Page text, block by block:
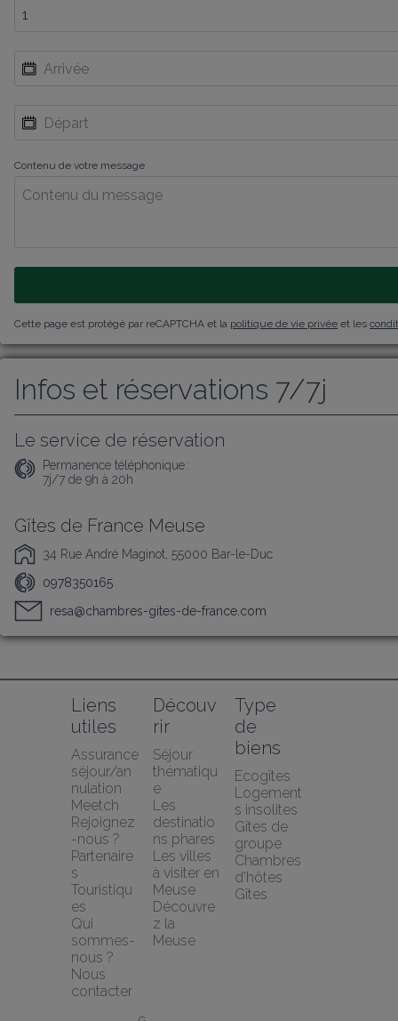
Contenu de votre message
Cette page est protégé par reCAPTCHA et la politique de vie privée et les
Infos et réservations 7/7j
Le service de réservation
Permanence téléphonique :
7j/7 de 9h à 20h
Gîtes de France Meuse
34 Rue André Maginot, 55000 Bar-le-Duc
0978350165
resa@chambres-gites-de-france.com
Liens
utiles
Assurance
séjour/an
nulation
Meetch
Rejoignez
-nous ?
Partenaire
s
Touristiqu
es
Qui
sommes-
nous ?
Nous
contacter
Découv
rir
Séjour
thématiqu
e
Les
destinatio
ns phares
Les villes
à visiter en
Meuse
Découvre
z la
Meuse
Type
de
biens
Ecogîtes
Logement
s insolites
Gîtes de
groupe
Chambres
d'hôtes
Gîtes